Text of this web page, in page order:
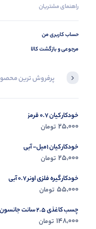
راهنمای مشتریان
حساب کاربری من
مرجوعی و بازگشت کالا
پرفروش ترین
خودکار کیان 0.7 قرمز
25,000 تومان
خودکار کیان 1میل- آبی
25,000 تومان
خودکار گیره فلزی اونر 0.7 آبی
55,000 تومان
چسب کاغذی 2.5 سانت جانسون
148,000 تومان